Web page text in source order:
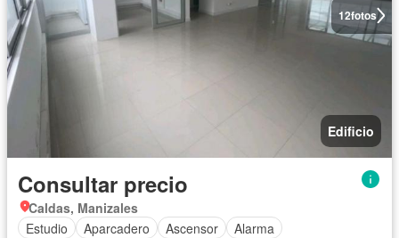
12fotos
Edificio
Consultar precio
Caldas, Manizales
Estudio
Aparcadero Ascensor Alarma